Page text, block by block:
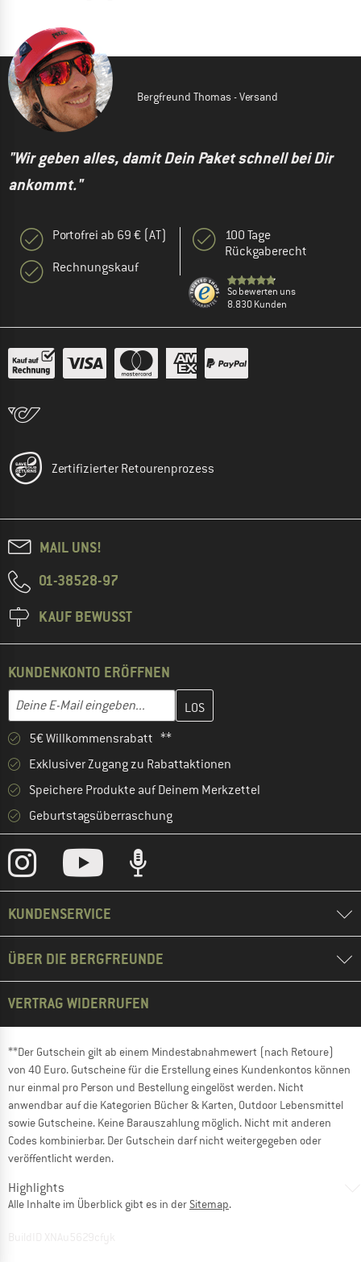
Bergfreund Thomas - Versand
"Wir geben alles, damit Dein Paket schnell bei Dir
ankommt."
Portofrei ab 69 € (AT)
Rechnungskauf
100 Tage
Rückgaberecht
So bewerten uns
8.830 Kunden
Zertifizierter Retourenprozess
MAIL UNS!
01-38528-97
KAUF BEWUSST
KUNDENKONTO ERÖFFNEN
E-Mail-Adresse
Gib hier deine E-Mail-Adresse ein und erstelle im nächsten
5€ Willkommensrabatt **
Exklusiver Zugang zu Rabattaktionen
Speichere Produkte auf Deinem Merkzettel
Geburtstagsüberraschung
KUNDENSERVICE
ÜBER DIE BERGFREUNDE
VERTRAG WIDERRUFEN
**Der Gutschein gilt ab einem Mindestabnahmewert (nach Retoure)
von 40 Euro. Gutscheine für die Erstellung eines Kundenkontos können
nur einmal pro Person und Bestellung eingelöst werden. Nicht
anwendbar auf die Kategorien Bücher & Karten, Outdoor Lebensmittel
sowie Gutscheine. Keine Barauszahlung möglich. Nicht mit anderen
Codes kombinierbar. Der Gutschein darf nicht weitergegeben oder
veröffentlicht werden.
Highlights
Alle Inhalte im Überblick gibt es in der Sitemap.